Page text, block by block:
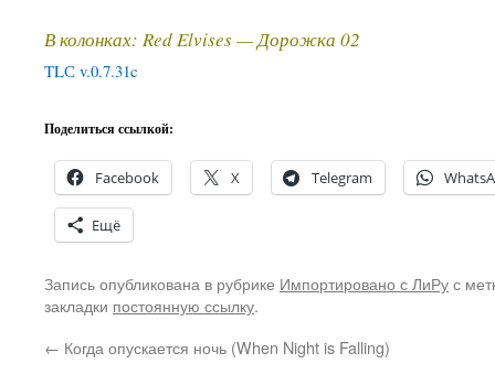
В колонках: Red Elvises — Дорожка 02
TLС v.0.7.31c
Поделиться ссылкой:
Facebook X Telegram
Ещё
Запись опубликована в рубрике Импортировано с ЛиРус
закладки постоянную ссылку.
← Когда опускается ночь (When Night is Falling)